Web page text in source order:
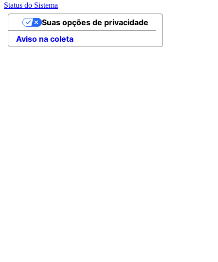
Status do Sistema
Aviso na coleta
Suas opções de privacidade